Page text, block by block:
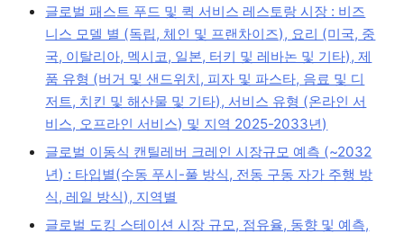
글로벌 패스트 푸드 및 퀵 서비스 레스토랑 시장 : 비즈
니스 모델 별 (독립, 체인 및 프랜차이즈), 요리 (미국, 중
국, 이탈리아, 멕시코, 일본, 터키 및 레바논 및 기타), 제
품 유형 (버거 및 샌드위치, 피자 및 파스타, 음료 및 디
저트, 치킨 및 해산물 및 기타), 서비스 유형 (온라인 서
비스, 오프라인 서비스) 및 지역 2025-2033년)
글로벌 이동식 캔틸레버 크레인 시장규모 예측 (~2032
년) : 타입별(수동 푸시-풀 방식, 전동 구동 자가 주행 방
식, 레일 방식), 지역별
글로벌 도킹 스테이션 시장 규모, 점유율, 동향 및 예측,